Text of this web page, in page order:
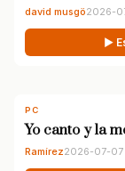
david musgö2026-
▶
PC
Yo canto y la
Ramírez2026-07-07